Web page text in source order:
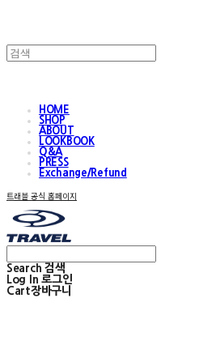
HOME
SHOP
ABOUT
LOOKBOOK
Q&A
PRESS
Exchange/Refund
트래블 공식 홈페이지
Search 검색
Log In 로그인
Cart장바구니